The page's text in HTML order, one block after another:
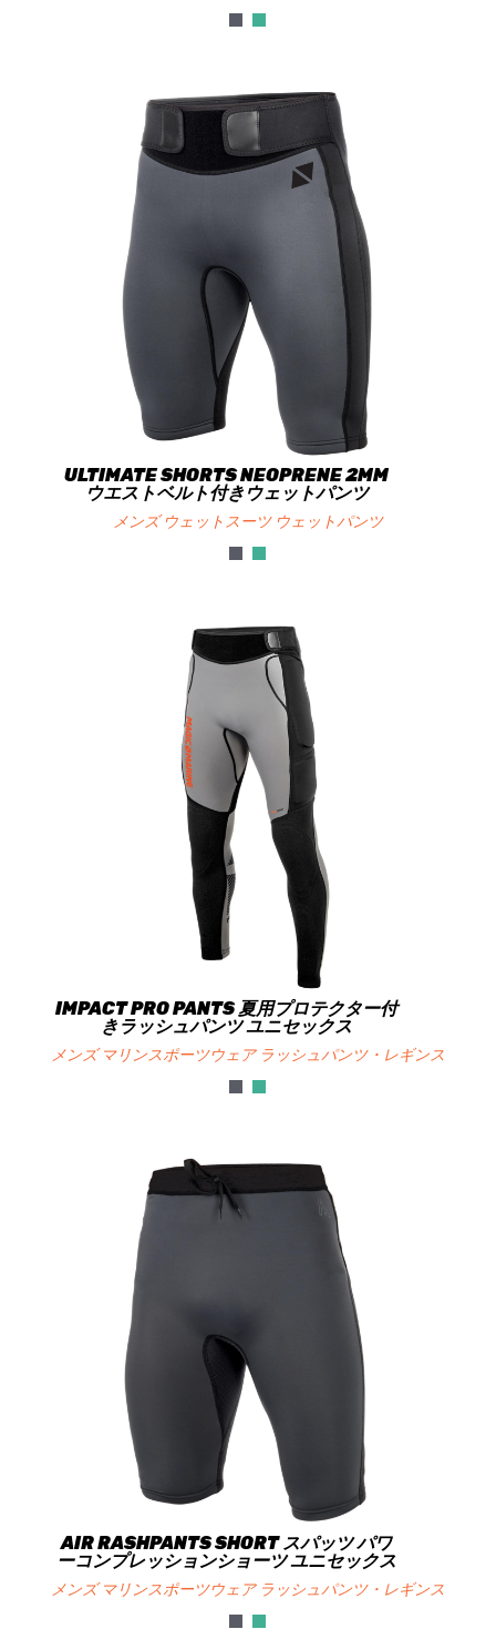
ULTIMATE SHORTS NEOPRENE 2MM
ウエストベルト付きウェットパンツ
メンズ ウェットスーツ ウェットパンツ
IMPACT PRO PANTS 夏用プロテクター付
きラッシュパンツ ユニセックス
メンズ マリンスポーツウェア ラッシュパンツ・レギンス
AIR RASHPANTS SHORT スパッツ パワ
ーコンプレッションショーツ ユニセックス
メンズ マリンスポーツウェア ラッシュパンツ・レギンス